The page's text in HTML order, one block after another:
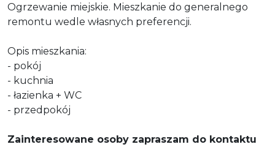
Ogrzewanie miejskie. Mieszkanie do generalnego
remontu wedle własnych preferencji.
Opis mieszkania:
- pokój
- kuchnia
- łazienka + WC
- przedpokój
Zainteresowane osoby zapraszam do kontaktu